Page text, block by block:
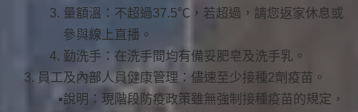
量額溫：不超過37.5℃，若超過，請您返家休息或
參與線上直播。
勤洗手：在洗手間均有備妥肥皂及洗手乳。
員工及內部人員健康管理：儘速至少接種2劑疫苗。
說明：現階段防疫政策雖無強制接種疫苗的規定，